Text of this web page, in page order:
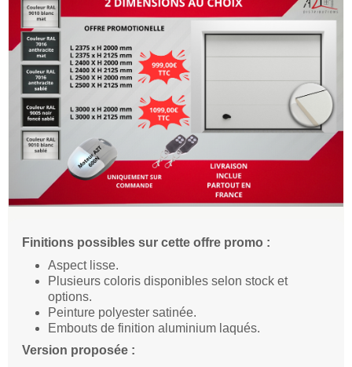
Finitions possibles sur cette offre promo :
Aspect lisse.
Plusieurs coloris disponibles selon stock et
options.
Peinture polyester satinée.
Embouts de finition aluminium laqués.
Version proposée :